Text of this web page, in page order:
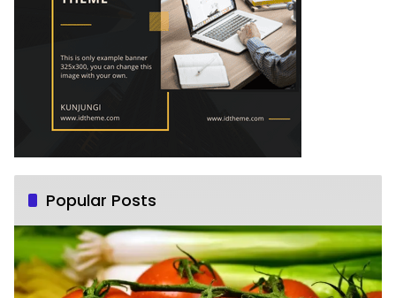
Popular Posts